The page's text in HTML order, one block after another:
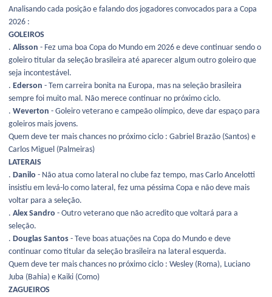
Analisando cada posição e falando dos jogadores convocados para a Copa
2026 :
GOLEIROS
. Alisson - Fez uma boa Copa do Mundo em 2026 e deve continuar sendo o
goleiro titular da seleção brasileira até aparecer algum outro goleiro que
seja incontestável.
. Ederson - Tem carreira bonita na Europa, mas na seleção brasileira
sempre foi muito mal. Não merece continuar no próximo ciclo.
. Weverton - Goleiro veterano e campeão olímpico, deve dar espaço para
goleiros mais jovens.
Quem deve ter mais chances no próximo ciclo : Gabriel Brazão (Santos) e
Carlos Miguel (Palmeiras)
LATERAIS
. Danilo - Não atua como lateral no clube faz tempo, mas Carlo Ancelotti
insistiu em levá-lo como lateral, fez uma péssima Copa e não deve mais
voltar para a seleção.
. Alex Sandro - Outro veterano que não acredito que voltará para a
seleção.
. Douglas Santos - Teve boas atuações na Copa do Mundo e deve
continuar como titular da seleção brasileira na lateral esquerda.
Quem deve ter mais chances no próximo ciclo : Wesley (Roma), Luciano
Juba (Bahia) e Kaiki (Como)
ZAGUEIROS